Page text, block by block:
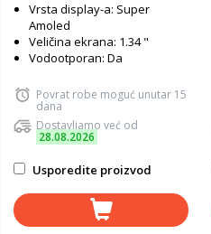
Vrsta display-a: Super
Amoled
Veličina ekrana: 1.34 "
Vodootporan: Da
Povrat robe moguć unutar 15
dana
Dostavljamo već od
28.08.2026
Usporedite proizvod